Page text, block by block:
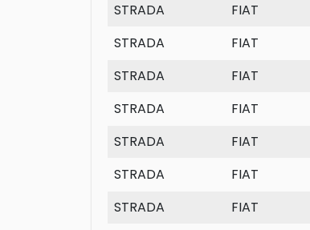
STRADA
FIAT
STRADA
FIAT
STRADA
FIAT
STRADA
FIAT
STRADA
FIAT
STRADA
FIAT
STRADA
FIAT